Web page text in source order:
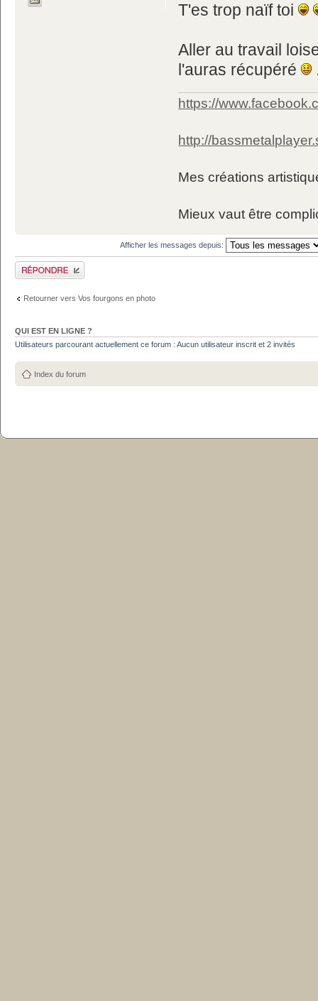
T'es trop naïf toi
Aller au travail
l'auras récupéré
https://
http://
Mes créations
Mieux vaut être
Afficher les messages depuis:
Publier une réponse
Retourner vers Vos fourgons en photo
QUI EST EN LIGNE ?
Utilisateurs parcourant actuellement ce forum : Aucun utilisateur inscrit et 2 invités
Index du forum